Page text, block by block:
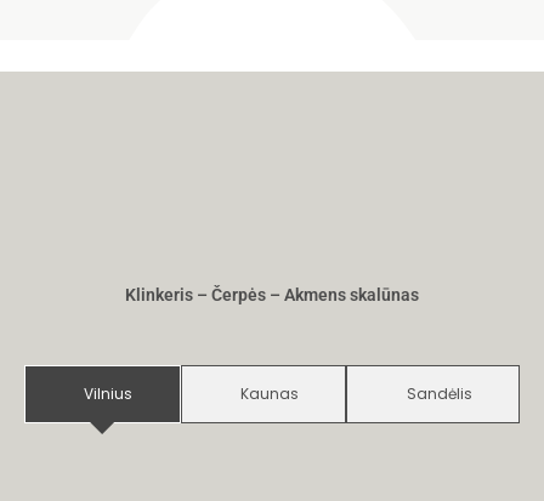
Klinkeris – Čerpės – Akmens skalūnas
Vilnius Kaunas Sandėlis